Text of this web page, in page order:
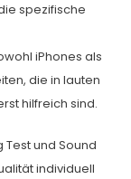
spezifische
iPhones als
die in lauten
hilfreich sind.
und Sound
individuell